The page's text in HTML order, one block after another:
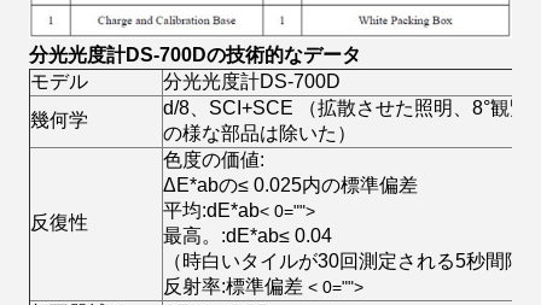
分光光度計DS-700Dの技術的なデータ
モデル
分光光度計DS-700D
幾何学
d/8、SCI+SCE （拡散させた照明、8°観覧
の様な部品は除いた）
反復性
色度の価値:
ΔE*abの≤ 0.025内の標準偏差
平均:dE*ab< 0="">
最高。:dE*ab≤ 0.04
（時白いタイルが30回測定される5秒間隔
反射率:標準偏差 < 0="">